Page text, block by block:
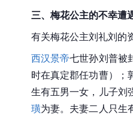
三、梅花公主的不幸遭
有关梅花公主刘礼刘的
西汉景帝七世孙刘普被
时在真定郡任功曹）；
生有五男一女，儿子刘
璜为妻。夫妻二人只生